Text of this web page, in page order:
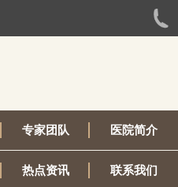
专家团队 医院简介
热点资讯 联系我们